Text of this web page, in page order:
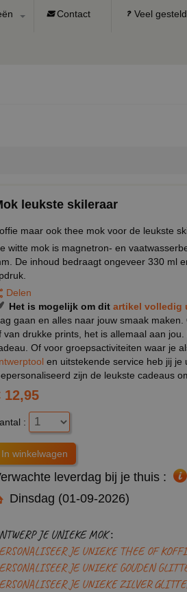
Contact Veel
leukste skileraar
maar ook thee mok voor de leukste
witte mok is magnetron- en
De inhoud bedraagt ongeveer 330 ml
Delen
Het is mogelijk om dit artikel volledig
gaan en alles naar jouw smaak
van drukke prints, het is allemaal aan
Of voor groepsactiviteiten waar je
en uitstekende service heb jij je
zijn de leukste cadeaus
12,95
:
leverdag bij je thuis :
Dinsdag (01-09-2026)
JE UNIEKE MOK :
JE UNIEKE THEE OF
JE UNIEKE GOUDEN
JE UNIEKE ZILVER